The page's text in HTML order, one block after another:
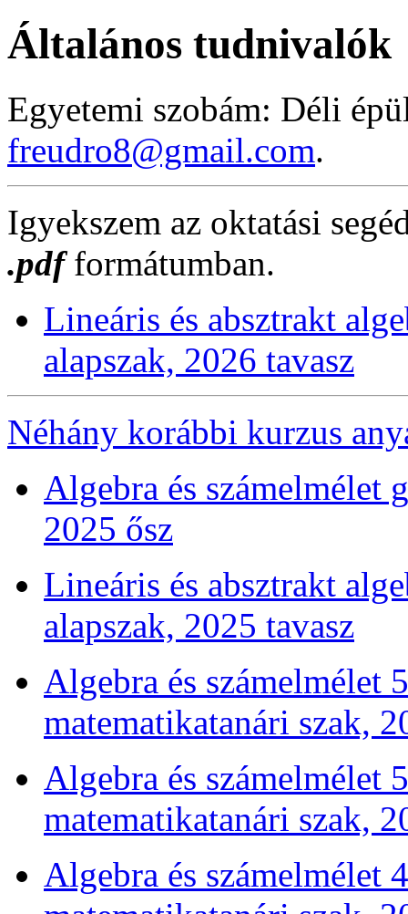
Általános tudnivalók
Egyetemi szobám: Déli
freudro8@gmail.com.
Igyekszem az oktatási
.pdfformátumban.
Lineáris és absztrakt
alapszak, 2026 tavasz
Néhány korábbi kurzus
Algebra és számelmélet
2025 ősz
Lineáris és absztrakt
alapszak, 2025 tavasz
Algebra és számelmélet
matematikatanári szak,
Algebra és számelmélet
matematikatanári szak,
Algebra és számelmélet